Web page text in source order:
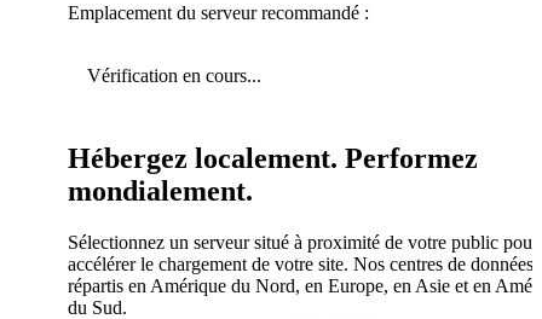
Emplacement du serveur recommandé :
Vérification en cours...
Hébergez localement. Performez
mondialement.
Sélectionnez un serveur situé à proximité de votre public pour
accélérer le chargement de votre site. Nos centres de données
répartis en Amérique du Nord, en Europe, en Asie et en
du Sud.